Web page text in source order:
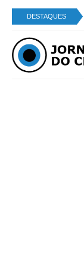
DESTAQUES